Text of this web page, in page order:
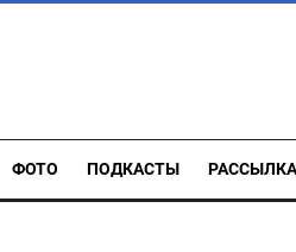
ФОТО ПОДКАСТЫ РАССЫЛКА